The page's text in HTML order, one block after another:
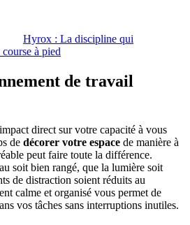
Hyrox : La discipline qui
à pied
de travail
direct sur votre capacité à vous
de décorer votre espace de manière à
peut faire toute la différence.
soit bien rangé, que la lumière soit
de distraction soient réduits au
calme et organisé vous permet de
vos tâches sans interruptions inutiles.